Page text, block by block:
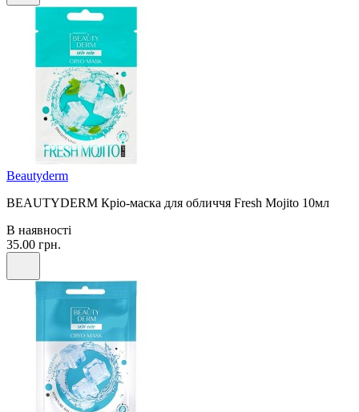
Beautyderm
BEAUTYDERM Кріо-маска для обличчя Fresh Mojito 10мл
В наявності
35.00 грн.